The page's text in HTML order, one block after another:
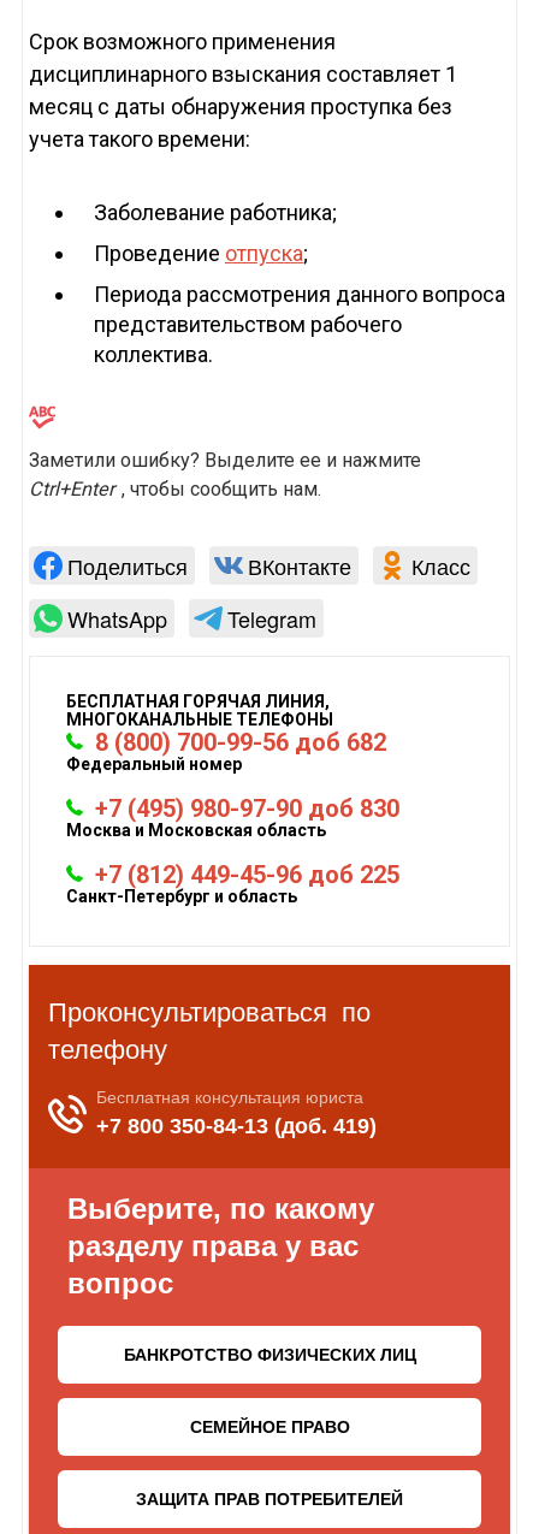
Срок возможного применения
дисциплинарного взыскания составляет 1
месяц с даты обнаружения проступка без
учета такого времени:
Заболевание работника;
Проведение отпуска;
Периода рассмотрения данного вопроса
представительством рабочего
коллектива.
Заметили ошибку? Выделите ее и нажмите
Ctrl+Enter , чтобы сообщить нам.
Поделиться ВКонтакте
Класс
WhatsApp
Telegram
БЕСПЛАТНАЯ ГОРЯЧАЯ ЛИНИЯ,
МНОГОКАНАЛЬНЫЕ ТЕЛЕФОНЫ
8 (800) 700-99-56 доб 682
Федеральный номер
+7 (495) 980-97-90 доб 830
Москва и Московская область
+7 (812) 449-45-96 доб 225
Санкт-Петербург и область